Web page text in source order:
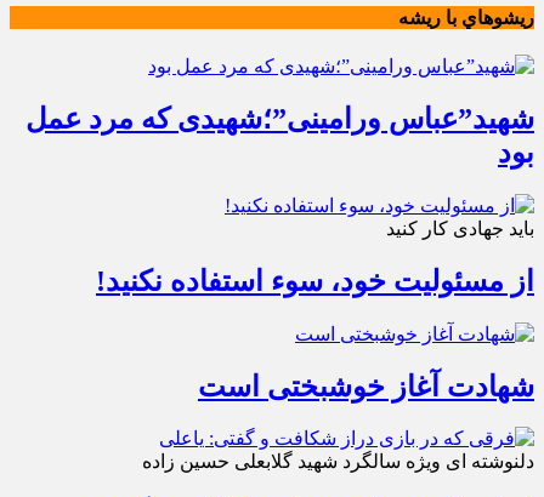
ريشوهاي با ريشه
شهید”عباس ورامینی”؛شهیدی که مرد عمل
بود
باید جهادی کار کنید
از مسئولیت خود، سوء استفاده نکنید!
شهادت آغاز خوشبختی است
دلنوشته ای ویژه سالگرد شهید گلابعلی حسین زاده